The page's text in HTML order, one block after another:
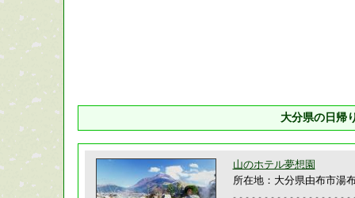
大分県の日帰
山のホテル夢想園
所在地：大分県由布市湯